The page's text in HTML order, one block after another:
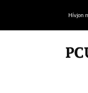
Hívjon